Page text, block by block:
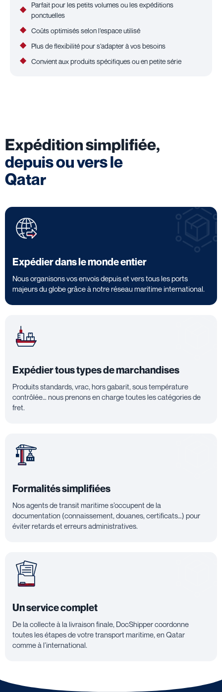
Parfait pour les petits volumes ou les expéditions
ponctuelles
Coûts optimisés selon l’espace utilisé
Plus de flexibilité pour s’adapter à vos besoins
Convient aux produits spécifiques ou en petite série
Expédition simplifiée,
depuis ou vers le
Qatar
Expédier dans le monde entier
Nous organisons vos envois depuis et vers tous les ports
majeurs du globe grâce à notre réseau maritime international.
Expédier tous types de marchandises
Produits standards, vrac, hors gabarit, sous température
contrôlée… nous prenons en charge toutes les catégories de
fret.
Formalités simplifiées
Nos agents de transit maritime s’occupent de la
documentation (connaissement, douanes, certificats…) pour
éviter retards et erreurs administratives.
Un service complet
De la collecte à la livraison finale, DocShipper coordonne
toutes les étapes de votre transport maritime, en Qatar
comme à l’international.